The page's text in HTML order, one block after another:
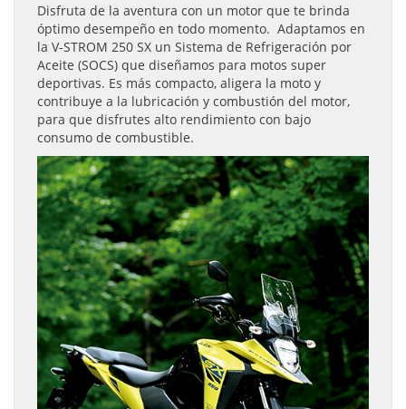
Disfruta de la aventura con un motor que te brinda
óptimo desempeño en todo momento. Adaptamos en
la V-STROM 250 SX un Sistema de Refrigeración por
Aceite (SOCS) que diseñamos para motos super
deportivas. Es más compacto, aligera la moto y
contribuye a la lubricación y combustión del motor,
para que disfrutes alto rendimiento con bajo
consumo de combustible.